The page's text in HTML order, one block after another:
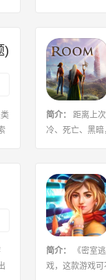
)
简介：
距离上
冷、死亡、黑
简介：
《密室
戏，这款游戏